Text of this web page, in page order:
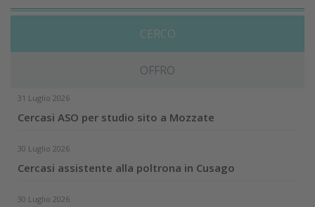
CERCO
OFFRO
31 Luglio 2026
Cercasi ASO per studio sito a Mozzate
30 Luglio 2026
Cercasi assistente alla poltrona in Cusago
30 Luglio 2026